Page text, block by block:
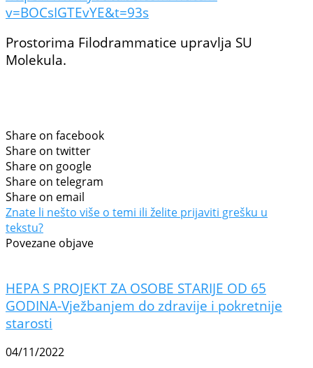
v=BOCsIGTEvYE&t=93s
Prostorima Filodrammatice upravlja SU
Molekula.
Share on facebook
Share on twitter
Share on google
Share on telegram
Share on email
Znate li nešto više o temi ili želite prijaviti grešku u
tekstu?
Povezane objave
HEPA S PROJEKT ZA OSOBE STARIJE OD 65
GODINA-Vježbanjem do zdravije i pokretnije
starosti
04/11/2022